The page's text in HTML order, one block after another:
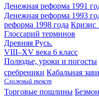
Денежная реформа 1991
Денежная реформа 1993
реформа 1998 года Кризис
Глоссарий терминов
Древняя Русь.
VIII–XV века 6 класс
Полюдье, уроки и погосты
сребреники Кабальная
Сложный текст
Торговые пошлины